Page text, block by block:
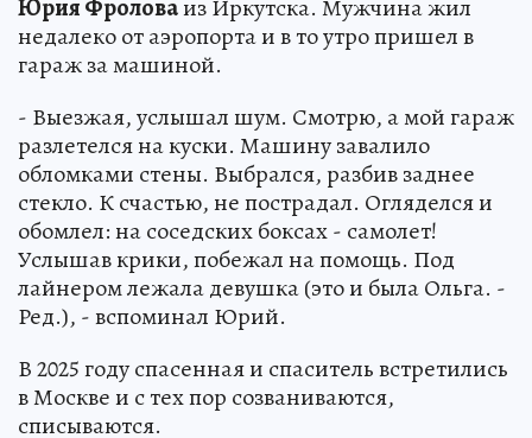
Юрия Фроловаиз Иркутска. Мужчина жил
недалеко от аэропорта и в то утро пришел в
гараж за машиной.
- Выезжая, услышал шум. Смотрю, а мой гараж
разлетелся на куски. Машину завалило
обломками стены. Выбрался, разбив заднее
стекло. К счастью, не пострадал. Огляделся и
обомлел: на соседских боксах - самолет!
Услышав крики, побежал на помощь. Под
лайнером лежала девушка (это и была Ольга. -
Ред.), - вспоминал Юрий.
В 2025 году спасенная и спаситель встретились
в Москве и с тех пор созваниваются,
списываются.